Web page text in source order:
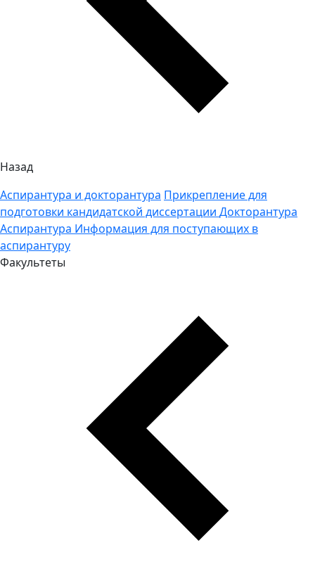
Назад
Аспирантура и докторантура Прикрепление для
подготовки кандидатской диссертации Докторантура
Аспирантура Информация для поступающих в
аспирантуру
Факультеты